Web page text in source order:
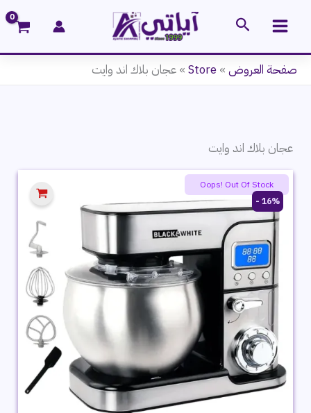
البحث
صفحة العروض »
Store
» عجان بلاك اند وايت
عجان بلاك اند وايت
16% -
Oops! Out Of Stock